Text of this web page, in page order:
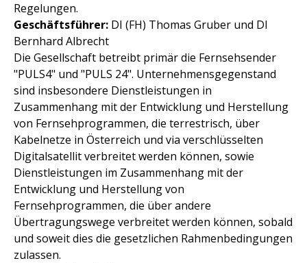
Regelungen.
Geschäftsführer: DI (FH) Thomas Gruber und DI
Bernhard Albrecht
Die Gesellschaft betreibt primär die Fernsehsender
"PULS4" und "PULS 24". Unternehmensgegenstand
sind insbesondere Dienstleistungen in
Zusammenhang mit der Entwicklung und Herstellung
von Fernsehprogrammen, die terrestrisch, über
Kabelnetze in Österreich und via verschlüsselten
Digitalsatellit verbreitet werden können, sowie
Dienstleistungen im Zusammenhang mit der
Entwicklung und Herstellung von
Fernsehprogrammen, die über andere
Übertragungswege verbreitet werden können, sobald
und soweit dies die gesetzlichen Rahmenbedingungen
zulassen.